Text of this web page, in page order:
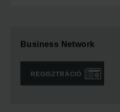
Business Network
REGISZTRÁCIÓ